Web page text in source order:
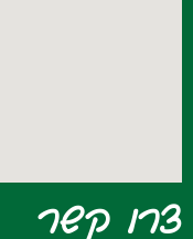
צרו קשר